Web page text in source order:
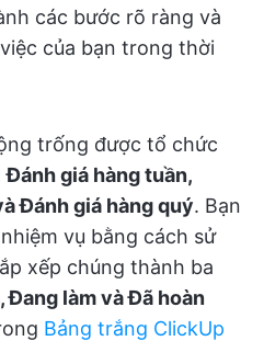
các bước rõ ràng và
của bạn trong thời
trống được tổ chức
Đánh giá hàng tuần,
Đánh giá hàng quý. Bạn
vụ bằng cách sử
xếp chúng thành ba
Đang làm và Đã hoàn
Bảng trắng ClickUp